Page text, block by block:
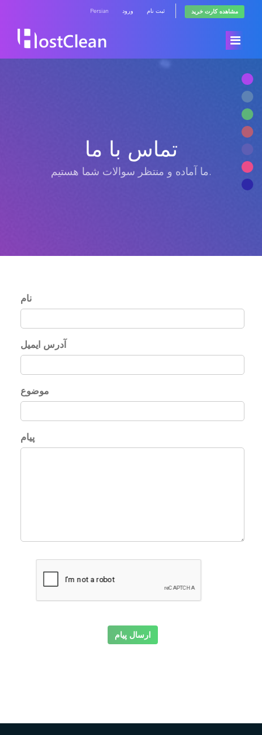
Persian ورود ثبت نام مشاهده کارت خرید
Reseller Radio WHMSonic SHOUTcast
Reseller Web Hosting
Servere VPS
Counter Strike 1.6
Licente cPanel WHM
تماس با ما
تماس با ما
ما آماده و منتظر سوالات شما هستیم.
نام
آدرس ایمیل
موضوع
پیام
ارسال پیام